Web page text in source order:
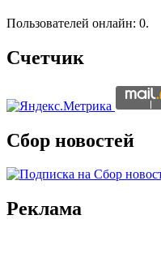
Пользователей онлайн: 0.
Счетчик
Сбор новостей
Реклама